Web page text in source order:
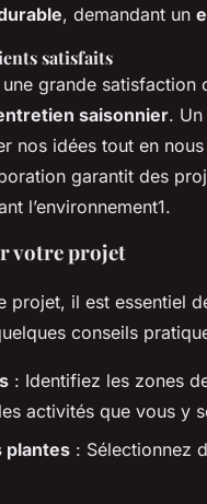
, demandant un
satisfaits
grande
saisonnier.
nos idées tout en
garantit des
l’environnement1.
votre projet
projet, il est essentiel
conseils
: Identifiez les zones
activités que vous y
plantes : Sélectionnez